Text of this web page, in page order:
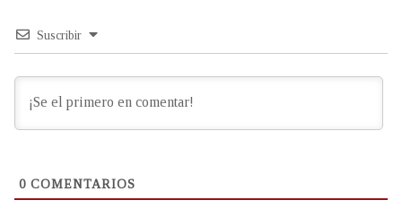
Suscribir
0 COMENTARIOS